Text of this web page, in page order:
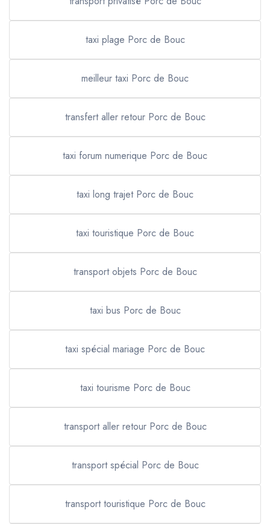
taxi plage Porc de Bouc
meilleur taxi Porc de Bouc
transfert aller retour Porc de Bouc
taxi forum numerique Porc de Bouc
taxi long trajet Porc de Bouc
taxi touristique Porc de Bouc
transport objets Porc de Bouc
taxi bus Porc de Bouc
taxi spécial mariage Porc de Bouc
taxi tourisme Porc de Bouc
transport aller retour Porc de Bouc
transport spécial Porc de Bouc
transport touristique Porc de Bouc